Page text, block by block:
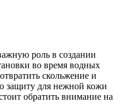
роль в создании
во время водных
скольжение и
защиту для нежной кожи
обратить внимание на